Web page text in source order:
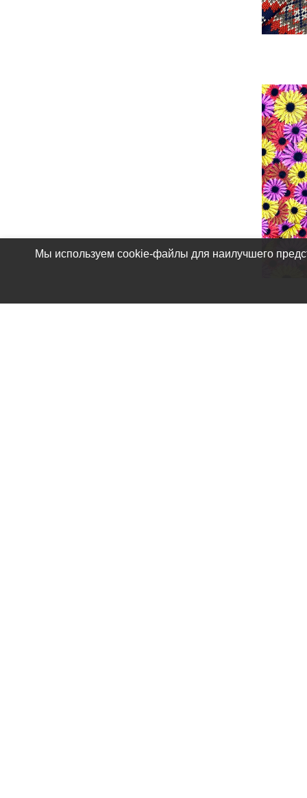
Мы используем cookie-файлы для наилучшего